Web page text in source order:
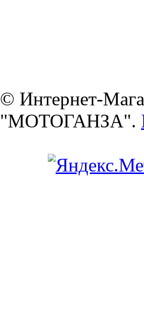
© Интернет-
"МОТОГАНЗА".